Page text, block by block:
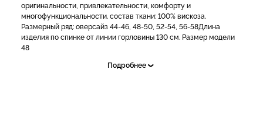
оригинальности, привлекательности, комфорту и
многофункциональности. состав ткани: 100% вискоза.
Размерный ряд: оверсайз 44-46, 48-50, 52-54, 56-58Длина
изделия по спинке от линии горловины 130 см. Размер модели
48
Подробнее